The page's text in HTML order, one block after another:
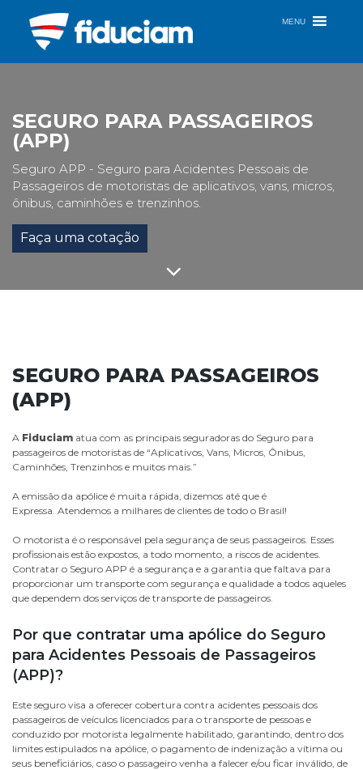
conteúdo
MENU
SEGURO PARA PASSAGEIROS
(APP)
Seguro APP - Seguro para Acidentes Pessoais de
Passageiros de motoristas de aplicativos, vans, micros,
ônibus, caminhões e trenzinhos.
Faça uma cotação
SEGURO PARA PASSAGEIROS
(APP)
A Fiduciam atua com as principais seguradoras do Seguro para
passageiros de motoristas de “Aplicativos, Vans, Micros, Ônibus,
Caminhões, Trenzinhos e muitos mais.”
A emissão da apólice é muita rápida, dizemos até que é
Expressa. Atendemos a milhares de clientes de todo o Brasil!
O motorista é o responsável pela segurança de seus passageiros. Esses
profissionais estão expostos, a todo momento, a riscos de acidentes.
Contratar o Seguro APP é a segurança e a garantia que faltava para
proporcionar um transporte com segurança e qualidade a todos aqueles
que dependem dos serviços de transporte de passageiros.
Por que contratar uma apólice do Seguro
para Acidentes Pessoais de Passageiros
(APP)?
Este seguro visa a oferecer cobertura contra acidentes pessoais dos
passageiros de veículos licenciados para o transporte de pessoas e
conduzido por motorista legalmente habilitado, garantindo, dentro dos
limites estipulados na apólice, o pagamento de indenização a vítima ou
seus beneficiários, caso o passageiro venha a falecer e/ou ficar inválido, de